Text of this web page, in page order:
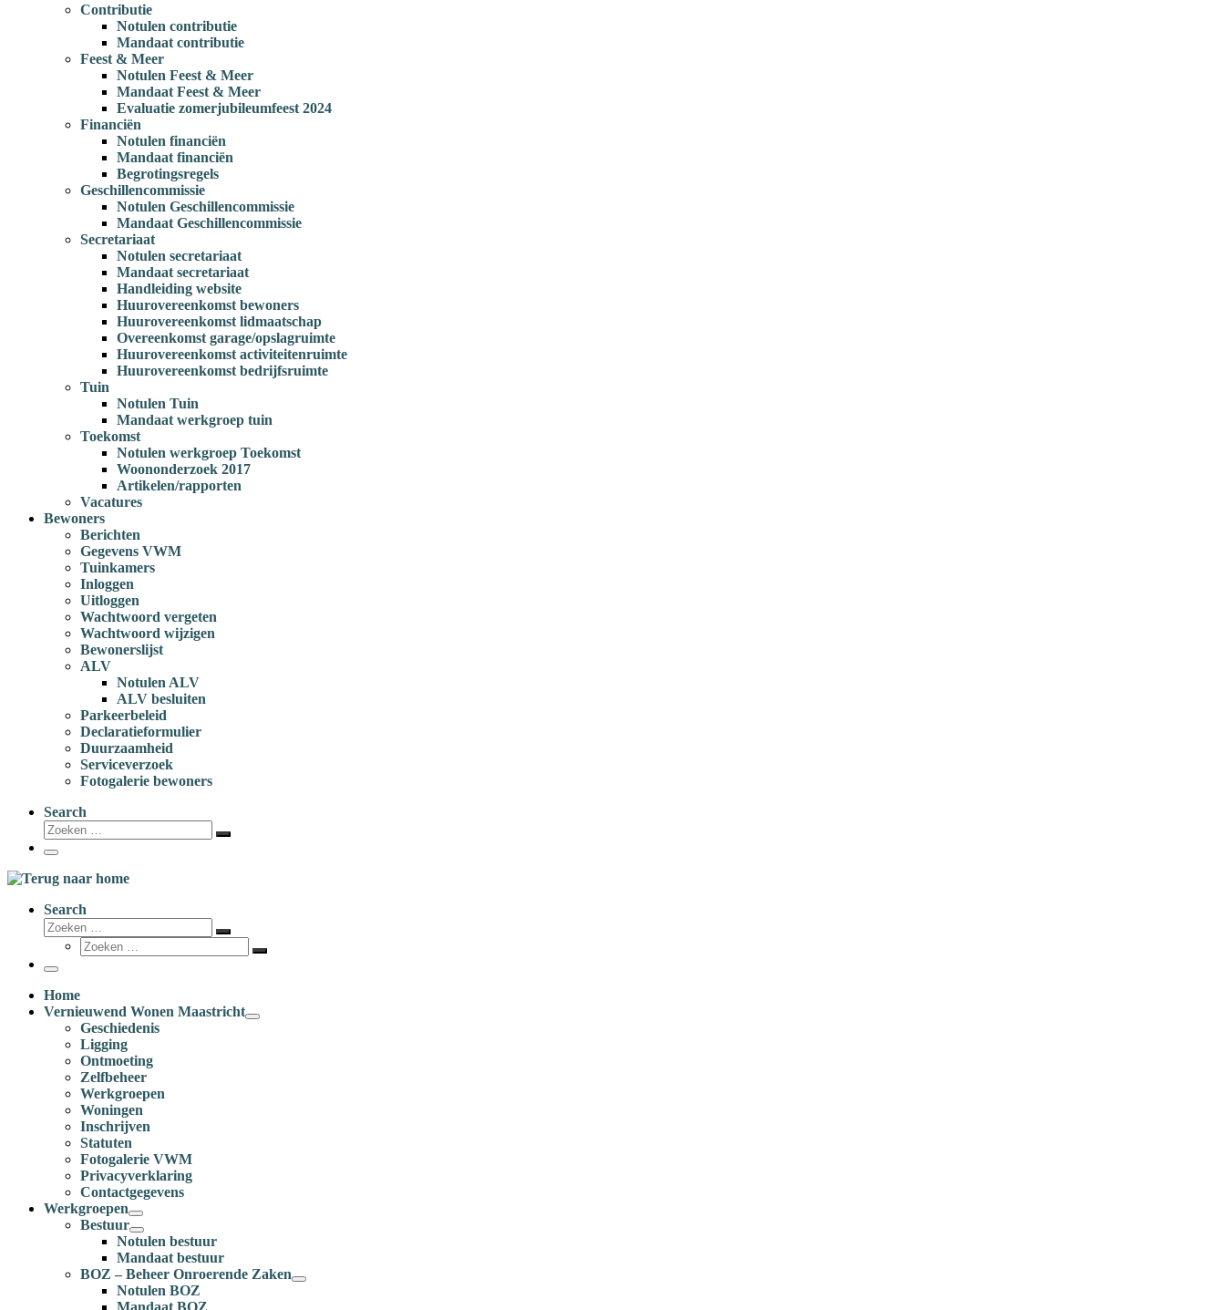
Contributie
Notulen contributie
Mandaat contributie
Feest & Meer
Notulen Feest & Meer
Mandaat Feest & Meer
Evaluatie zomerjubileumfeest 2024
Financiën
Notulen financiën
Mandaat financiën
Begrotingsregels
Geschillencommissie
Notulen Geschillencommissie
Mandaat Geschillencommissie
Secretariaat
Notulen secretariaat
Mandaat secretariaat
Handleiding website
Huurovereenkomst bewoners
Huurovereenkomst lidmaatschap
Overeenkomst garage/opslagruimte
Huurovereenkomst activiteitenruimte
Huurovereenkomst bedrijfsruimte
Tuin
Notulen Tuin
Mandaat werkgroep tuin
Toekomst
Notulen werkgroep Toekomst
Woononderzoek 2017
Artikelen/rapporten
Vacatures
Bewoners
Berichten
Gegevens VWM
Tuinkamers
Inloggen
Uitloggen
Wachtwoord vergeten
Wachtwoord wijzigen
Bewonerslijst
ALV
Notulen ALV
ALV besluiten
Parkeerbeleid
Declaratieformulier
Duurzaamheid
Serviceverzoek
Fotogalerie bewoners
Search
Zoeken
Zoeken
Menu
Search
Zoeken
Zoeken
Zoeken
Zoeken
Menu
Home
Vernieuwend Wonen Maastricht
Geschiedenis
Ligging
Ontmoeting
Zelfbeheer
Werkgroepen
Woningen
Inschrijven
Statuten
Fotogalerie VWM
Privacyverklaring
Contactgegevens
Werkgroepen
Bestuur
Notulen bestuur
Mandaat bestuur
BOZ – Beheer Onroerende Zaken
Notulen BOZ
Mandaat BOZ